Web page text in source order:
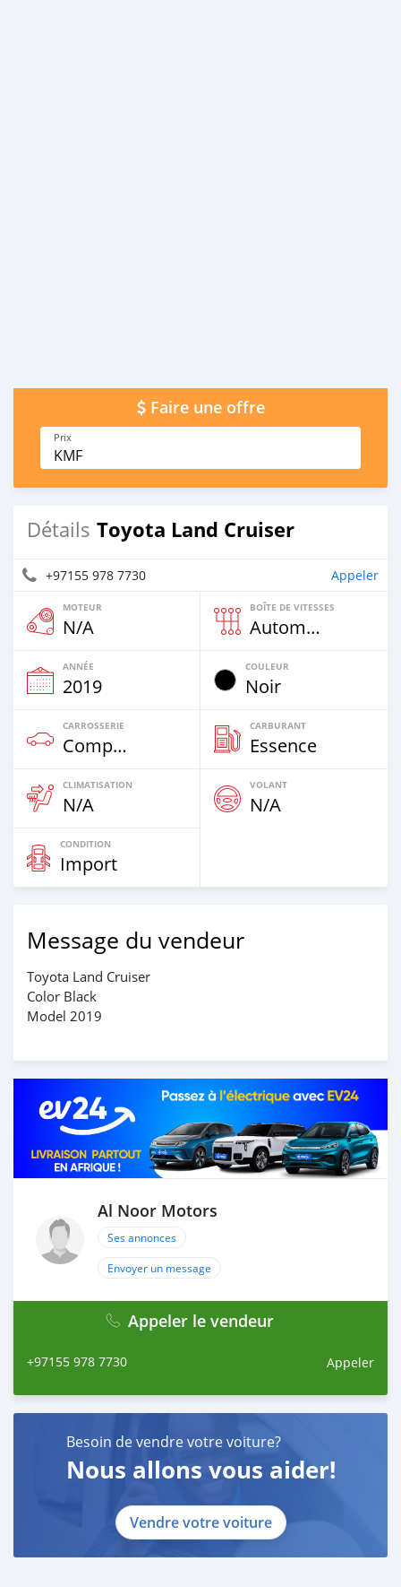
Faire une offre
Prix
KMF
Détails Toyota Land Cruiser
+97155 978 7730 Appeler
MOTEUR
N/A
BOÎTE DE VITESSES
Automatique
ANNÉE
2019
COULEUR
Noir
CARROSSERIE
Compacte
CARBURANT
Essence
CLIMATISATION
N/A
VOLANT
N/A
CONDITION
Import
Message du vendeur
Toyota Land Cruiser
Color Black
Model 2019
Al Noor Motors
Ses annonces
Envoyer un message
Appeler le vendeur
+97155 978 7730 Appeler
Besoin de vendre votre voiture?
Nous allons vous aider!
Vendre votre voiture